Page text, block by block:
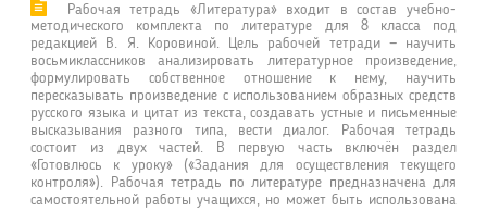
Рабочая тетрадь «Литература» входит в состав учебно-
методического комплекта по литературе для 8 класса под
редакцией В. Я. Коровиной. Цель рабочей тетради — научить
восьмиклассников анализировать литературное произведение,
формулировать собственное отношение к нему, научить
пересказывать произведение с использованием образных средств
русского языка и цитат из текста, создавать устные и письменные
высказывания разного типа, вести диалог. Рабочая тетрадь
состоит из двух частей. В первую часть включён раздел
«Готовлюсь к уроку» («Задания для осуществления текущего
контроля»). Рабочая тетрадь по литературе предназначена для
самостоятельной работы учащихся, но может быть использована